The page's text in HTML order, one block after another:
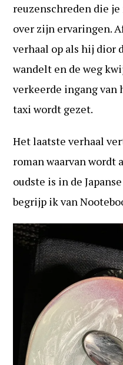
reuzenschreden die
over zijn ervaringen.
verhaal op als hij dior
wandelt en de weg
verkeerde ingang
taxi wordt gezet.
Het laatste verhaal
roman waarvan wordt
oudste is in de
begrijp ik van